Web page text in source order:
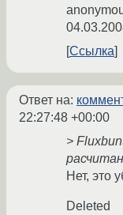
Ссылка
Ответ на:
22:27:48 +00:00
>
Нет, это
Deleted